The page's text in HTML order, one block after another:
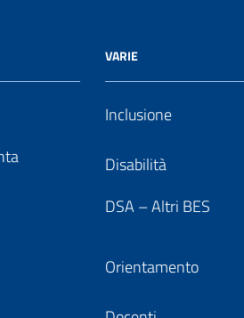
VARIE
Inclusione
Disabilità
DSA – Altri BES
Orientamento